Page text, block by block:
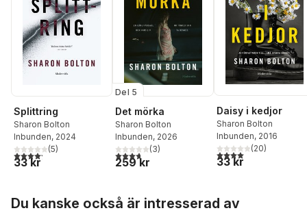
Splittring
Sharon Bolton
Inbunden, 2024
4,2utav 5 stjärnor. Totalt antal röster:
(5)
33 kr
Del 5
Det mörka
Sharon Bolton
Inbunden, 2026
3,7utav 5 stjärnor. Totalt antal röster:
(3)
259 kr
Daisy i kedjor
Sharon Bolton
Inbunden, 2016
4,0utav 5 stjärnor.
(20)
33 kr
Du kanske också är intresserad av